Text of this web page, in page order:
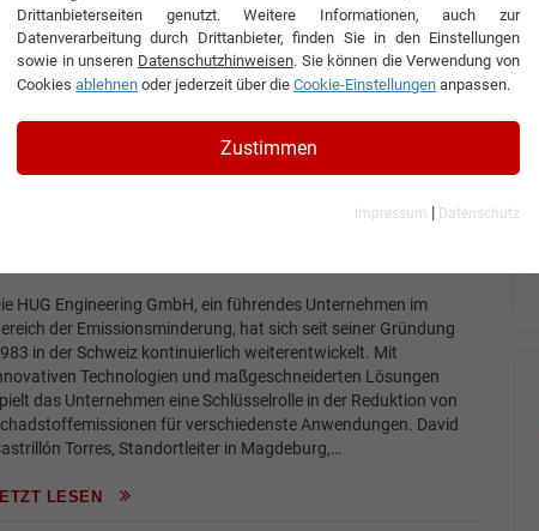
GmbH
Interview
Interview mit David Castrillón Torres, Site Manager der HUG
HUG Engineering GmbH, ein führendes Unternehmen im
der Emissionsminderung, hat sich seit seiner Gründung
in der Schweiz kontinuierlich weiterentwickelt. Mit
Technologien und maßgeschneiderten Lösungen
das Unternehmen eine Schlüsselrolle in der Reduktion von
für verschiedenste Anwendungen. David
Torres, Standortleiter in Magdeburg,…
LESEN
Drittanbieterseiten genutzt. Weitere Informationen, auch zur
Datenverarbeitung durch Drittanbieter, finden Sie in den Einstellungen
sowie in unseren Datenschutzhinweisen. Sie können die Verwendung von
Cookies ablehnen oder jederzeit über die Cookie-Einstellungen anpassen.
Zustimmen
Impressum | Datenschutz